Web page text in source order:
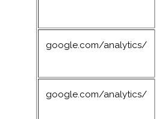
google.com/analytics/
google.com/analytics/